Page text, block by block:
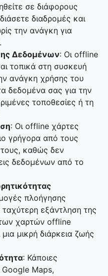
σε διάφορους
διαδρομές και
την ανάγκη για
Δεδομένων: Οι offline
τοπικά στη συσκευή
ανάγκη χρήσης του
δεδομένα σας για την
τοποθεσίες ή τη
: Οι offline χάρτες
γρήγορα από τους
καθώς δεν
δεδομένων από το
πλοήγησης
εξάντληση της
χαρτών offline
μικρή διάρκεια ζωής
: Κάποιες
Maps,